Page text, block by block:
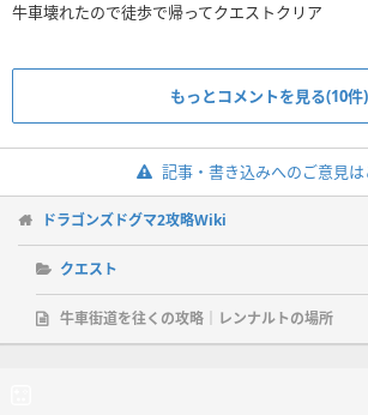
牛車壊れたので徒歩で帰ってクエストクリア
もっとコメントを見る(10件)
記事・書き込みへのご意見は
ドラゴンズドグマ2攻略Wiki
クエスト
牛車街道を往くの攻略｜レンナルトの場所